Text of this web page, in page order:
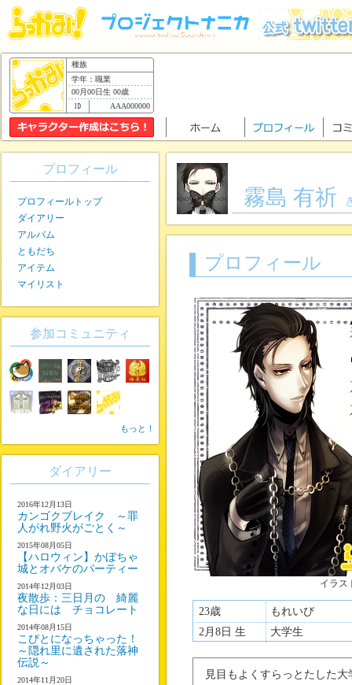
種族
学年：職業
00月00日生 00歳
AAA000000
霧島 有祈
プロフィール
イラス
23歳
もれいび
2月8日 生
大学生
見目もよくすらっとたした
プロフィール
プロフィールトップ
ダイアリー
アルバム
ともだち
アイテム
マイリスト
参加コミュニティ
もっと！
ダイアリー
2016年12月13日
カンゴクブレイク ～罪
人がれ野火がごとく～
2015年08月05日
【ハロウィン】かぼちゃ
城とオバケのパーティー
2014年12月03日
夜散歩：三日月の 綺麗
な日には チョコレート
2014年08月15日
こびとになっちゃった！
～隠れ里に遺された落神
伝説～
2014年11月20日